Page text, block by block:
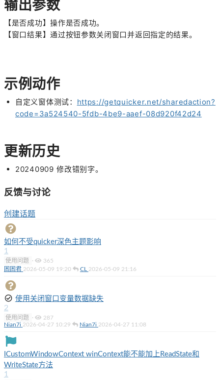
输出参数
【是否成功】操作是否成功。
【窗口结果】通过按钮参数关闭窗口并返回指定的结果。
示例动作
自定义窗体测试： https://getquicker.net/sharedaction?
code=3a524540-5fdb-4be9-aaef-08d920f42d24
更新历史
20240909 修改错别字。
反馈与讨论
创建话题
如何不受quicker深色主题影响
1
使用问题 ·
365
困困君 2026-05-09 19:20 CL 2026-05-09 21:16
使用关闭窗口变量数据缺失
2
使用问题 ·
287
Nian7i 2026-04-27 10:29 Nian7i 2026-04-27 11:08
ICustomWindowContext winContext能不能加上ReadState和
WriteState方法
1